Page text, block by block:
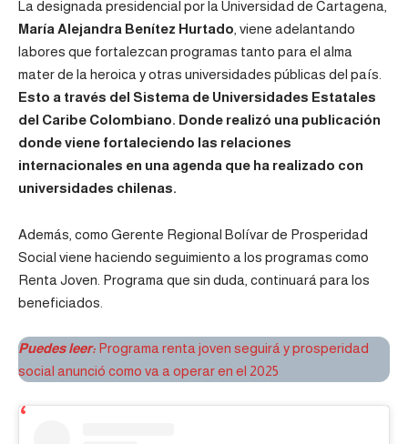
La designada presidencial por la Universidad de Cartagena,
María Alejandra Benítez Hurtado , viene adelantando
labores que fortalezcan programas tanto para el alma
mater de la heroica y otras universidades públicas del país.
Esto a través del Sistema de Universidades Estatales
del Caribe Colombiano. Donde realizó una publicación
donde viene fortaleciendo las relaciones
internacionales en una agenda que ha realizado con
universidades chilenas.
Además, como Gerente Regional Bolívar de Prosperidad
Social viene haciendo seguimiento a los programas como
Renta Joven. Programa que sin duda, continuará para los
beneficiados.
Puedes leer: Programa renta joven seguirá y prosperidad
social anunció como va a operar en el 2025